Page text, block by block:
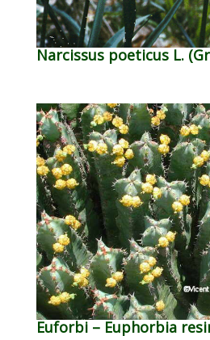
Narcissus poeticus L.
Euforbi – Euphorbia